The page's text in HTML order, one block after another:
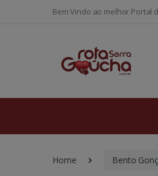
Bem Vindo ao melhor Portal
Home Bento